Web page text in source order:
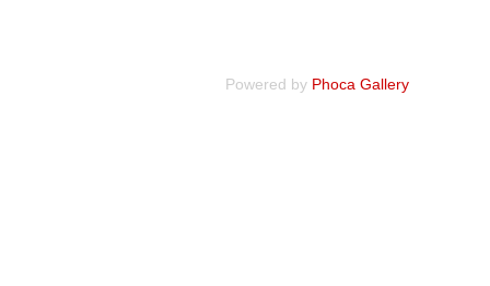
Powered by Phoca Gallery